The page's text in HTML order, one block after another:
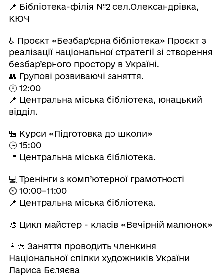
📍 Бібліотека-філія №2 сел.Олександрівка,
КЮЧ
♿ Проєкт «Безбар’єрна бібліотека» Проєкт з
реалізації національної стратегії зі створення
безбар’єрного простору в Україні.
👥 Групові розвиваючі заняття.
🕛 12:00
📍 Центральна міська бібліотека, юнацький
відділ.
🎒 Курси «Підготовка до школи»
🕒 15:00
📍 Центральна міська бібліотека.
💻 Тренінги з комп’ютерної грамотності
🕙 10:00–11:00
📍 Центральна міська бібліотека.
🎨 Цикл майстер - класів «Вечірній малюнок»
👩‍🎨 Заняття проводить членкиня
Національної спілки художників України
Лариса Бєляєва